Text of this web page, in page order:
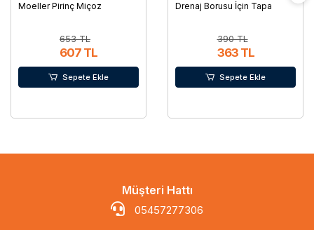
Moeller Pirinç Miçoz
653 TL
607 TL
Sepete Ekle
Drenaj Borusu İçin Tapa
390 TL
363 TL
Sepete Ekle
Müşteri Hattı
05457277306